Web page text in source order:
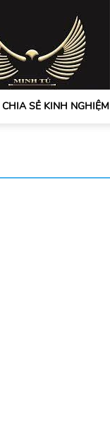
CHIA SẺ KINH NGHIỆM